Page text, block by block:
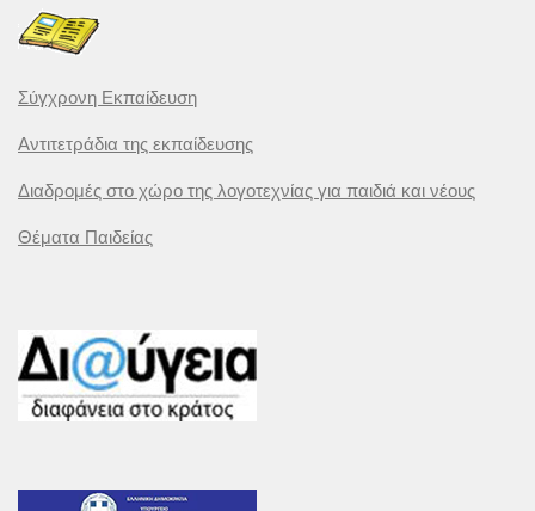
Σύγχρονη Εκπαίδευση
Αντιτετράδια της εκπαίδευσης
Διαδρομές στο χώρο της λογοτεχνίας για παιδιά και νέους
Θέματα Παιδείας